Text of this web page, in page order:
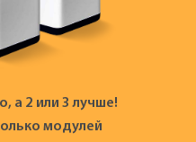
а 2 или 3 лучше!
модулей